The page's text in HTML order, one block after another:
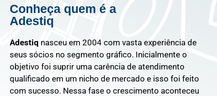
Conheça quem é a
Adestiq
Adestiq nasceu em 2004 com vasta experiência de
seus sócios no segmento gráfico. Inicialmente o
objetivo foi suprir uma carência de atendimento
qualificado em um nicho de mercado e isso foi feito
com sucesso. Nessa fase o crescimento aconteceu